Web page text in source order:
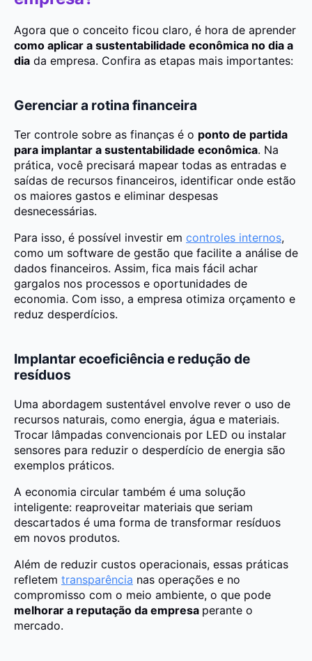
Agora que o conceito ficou claro, é hora de aprender
como aplicar a sustentabilidade econômica no dia a
dia da empresa. Confira as etapas mais importantes:
Gerenciar a rotina financeira
Ter controle sobre as finanças é o ponto de partida
para implantar a sustentabilidade econômica. Na
prática, você precisará mapear todas as entradas e
saídas de recursos financeiros, identificar onde estão
os maiores gastos e eliminar despesas
desnecessárias.
Para isso, é possível investir em controles internos,
como um software de gestão que facilite a análise de
dados financeiros. Assim, fica mais fácil achar
gargalos nos processos e oportunidades de
economia. Com isso, a empresa otimiza orçamento e
reduz desperdícios.
Implantar ecoeficiência e redução de
resíduos
Uma abordagem sustentável envolve rever o uso de
recursos naturais, como energia, água e materiais.
Trocar lâmpadas convencionais por LED ou instalar
sensores para reduzir o desperdício de energia são
exemplos práticos.
A economia circular também é uma solução
inteligente: reaproveitar materiais que seriam
descartados é uma forma de transformar resíduos
em novos produtos.
Além de reduzir custos operacionais, essas práticas
refletem transparência nas operações e no
compromisso com o meio ambiente, o que pode
melhorar a reputação da empresa perante o
mercado.